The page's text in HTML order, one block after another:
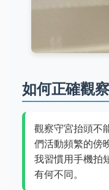
如何正確觀
觀察守宮抬頭不
們活動頻繁的傍
我習慣用手機拍
有何不同。